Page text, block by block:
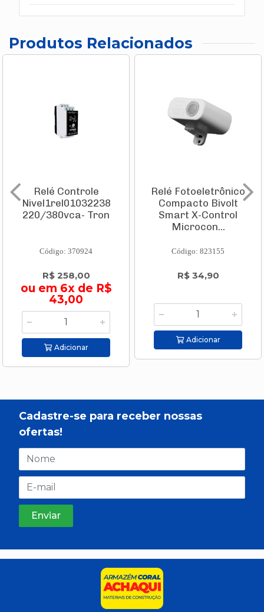
Produtos Relacionados
Relé Controle
Nivel1rel01032238
220/380vca- Tron
Código: 370924
R$ 258,00
ou em 6x de R$
43,00
Adicionar
Relé Fotoeletrônico
Compacto Bivolt
Smart X-Control
Microcon...
Código: 823155
R$ 34,90
Adicionar
Cadastre-se para receber nossas
ofertas!